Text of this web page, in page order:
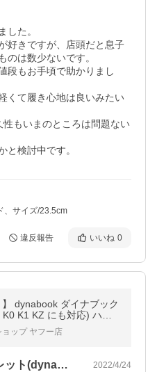
した。
好きですが、店頭だと息子
のは数少ないです。
段もお手頃で助かりまし
くて履き心地は良いみたい
もいまのところは問題ない
と検討中です。
、サイズ/23.5cm
違反報告 いいね 0
】 dynabook ダイナブック
K1 KZ にも対応) ハン
付き GIGAスクール リ
ップ ヤフー店
ット(dyna… 2022/4/24